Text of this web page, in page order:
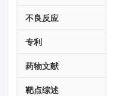
不良反应
专利
药物文献
靶点综述